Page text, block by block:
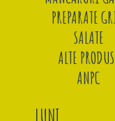
PREPARATE
SALATE
ALTE
ANPC
LUNI